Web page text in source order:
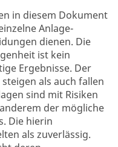
in diesem Dokument
Anlage-
dienen. Die
ist kein
Ergebnisse. Der
als auch fallen
sind mit Risiken
der mögliche
Die hierin
als zuverlässig.